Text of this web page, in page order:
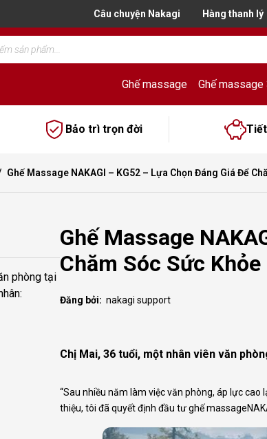
Câu chuyện Nakagi Hàng thanh lý
Bảo trì trọn đời
Ghế massage Ghế massage
Ghế Massage NAKAGI – KG52 – Lựa Chọn Đáng Giá Để
phòng tại
Ghế Massage
Chăm Sóc Sức
Đăng bởi: nakagi support
Chị Mai, 36 tuổi, một nhân viên văn
“Sau nhiều năm làm việc văn phòng, áp lực
thiệu, tôi đã quyết định đầu tư ghế